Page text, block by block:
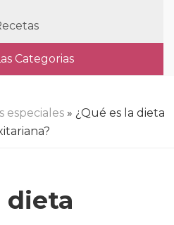
Categorias
especiales» ¿Qué es la dieta
dieta